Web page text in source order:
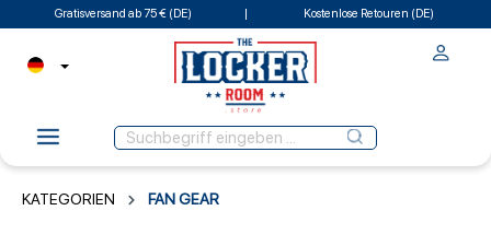
Gratisversand ab 75 € (DE) Kostenlose Retouren (DE)
KATEGORIEN FAN GEAR